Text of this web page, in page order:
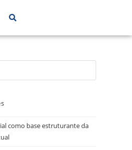
como base estruturante da